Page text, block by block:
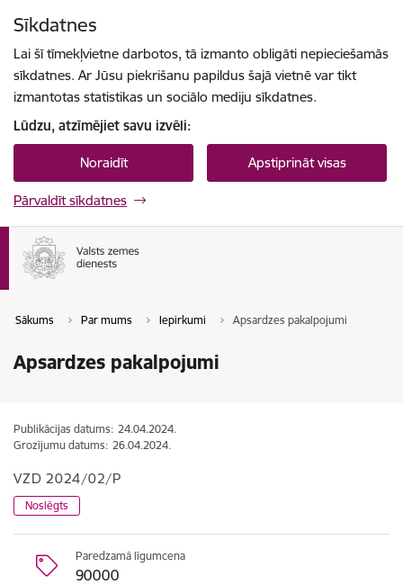
Sīkdatnes
Lai šī tīmekļvietne darbotos, tā izmanto obligāti nepieciešamās
sīkdatnes. Ar Jūsu piekrišanu papildus šajā vietnē var tikt
izmantotas statistikas un sociālo mediju sīkdatnes.
Lūdzu, atzīmējiet savu izvēli:
Noraidīt Apstiprināt visas
Pārvaldīt sīkdatnes
Sākums Par mums Iepirkumi Apsardzes pakalpojumi
Apsardzes pakalpojumi
Publikācijas datums: 24.04.2024.
Grozījumu datums: 26.04.2024.
VZD 2024/02/P
Noslēgts
Paredzamā līgumcena
90000